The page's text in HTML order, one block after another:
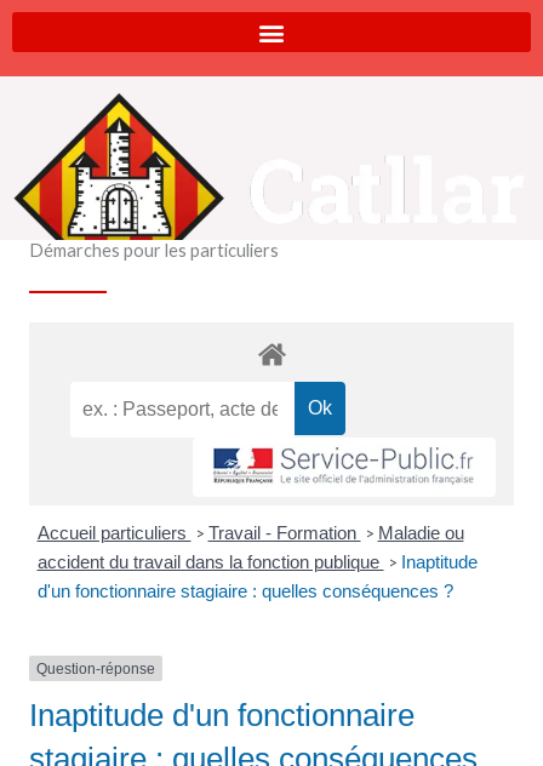
Aller
au
contenu
Démarches pour les particuliers
Accueil particuliers > Travail - Formation > Maladie ou
accident du travail dans la fonction publique > Inaptitude
d'un fonctionnaire stagiaire : quelles conséquences ?
Question-réponse
Inaptitude d'un fonctionnaire
stagiaire : quelles conséquences